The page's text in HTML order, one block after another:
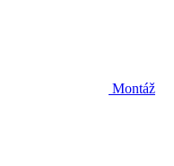
Montáž